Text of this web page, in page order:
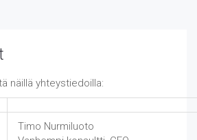
näillä yhteystiedoilla:
Timo Nurmiluoto